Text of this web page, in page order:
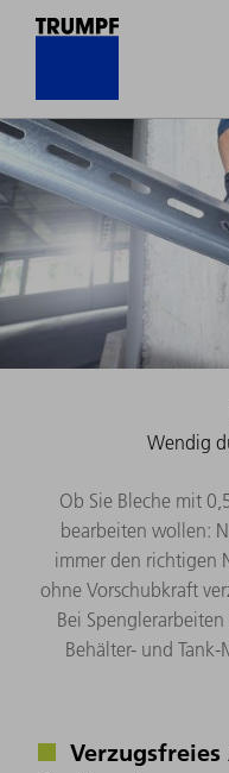
Wendig
Ob Sie Bleche mit
bearbeiten wollen:
immer den richtigen
ohne Vorschubkraft
Bei
Behälter- und